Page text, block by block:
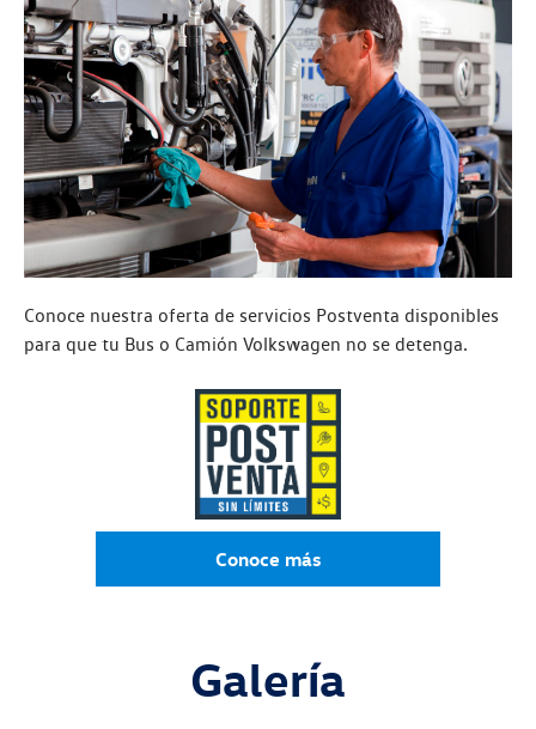
Conoce nuestra oferta de servicios Postventa disponibles
para que tu Bus o Camión Volkswagen no se detenga.
Conoce más
Galería